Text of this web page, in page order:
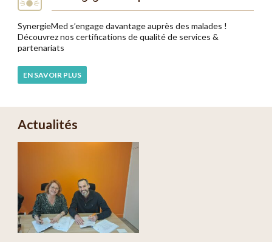
SynergieMed s’engage davantage auprès des malades !
Découvrez nos certifications de qualité de services &
partenariats
EN SAVOIR PLUS
Actualités